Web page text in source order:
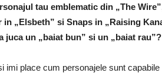
tau emblematic din „The
„Elsbeth” si Snaps in „Raising
juca un „baiat bun” si un „baiat rau”?
imi place cum personajele sunt